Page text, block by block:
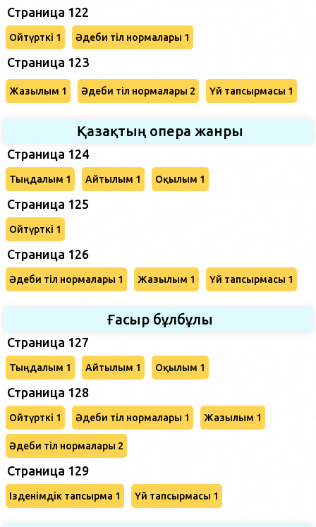
Страница 122
Ойтүрткі 1 Әдеби тіл нормалары 1
Страница 123
Жазылым 1 Әдеби тіл нормалары 2 Үй тапсырмасы 1
Қазақтың опера жанры
Страница 124
Тыңдалым 1 Айтылым 1 Оқылым 1
Страница 125
Ойтүрткі 1
Страница 126
Әдеби тіл нормалары 1 Жазылым 1 Үй тапсырмасы 1
Ғасыр бұлбұлы
Страница 127
Тыңдалым 1 Айтылым 1 Оқылым 1
Страница 128
Ойтүрткі 1 Әдеби тіл нормалары 1 Жазылым 1
Әдеби тіл нормалары 2
Страница 129
Ізденімдік тапсырма 1 Үй тапсырмасы 1